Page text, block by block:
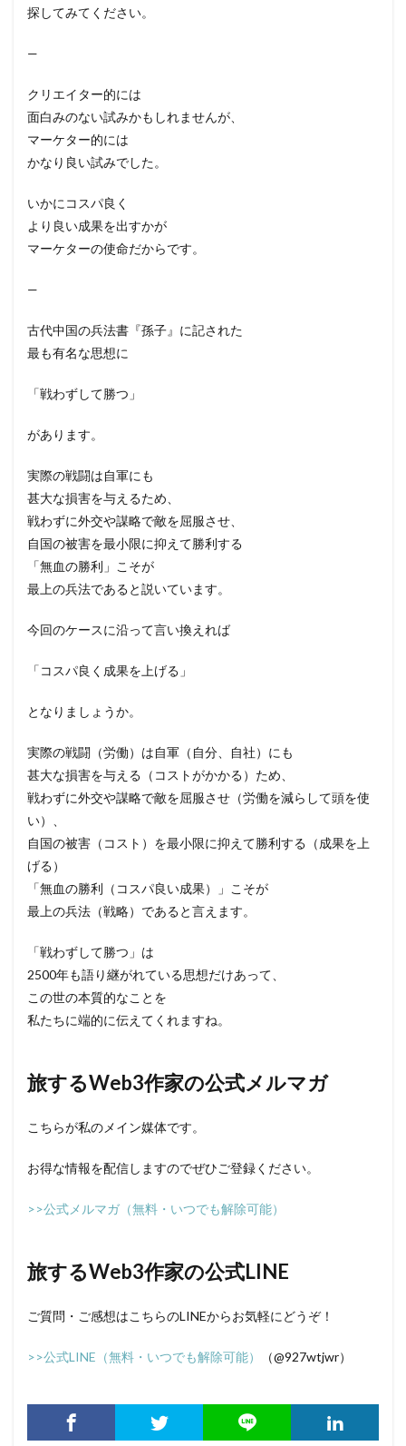
探してみてください。
—
クリエイター的には
面白みのない試みかもしれませんが、
マーケター的には
かなり良い試みでした。
いかにコスパ良く
より良い成果を出すかが
マーケターの使命だからです。
—
古代中国の兵法書『孫子』に記された
最も有名な思想に
「戦わずして勝つ」
があります。
実際の戦闘は自軍にも
甚大な損害を与えるため、
戦わずに外交や謀略で敵を屈服させ、
自国の被害を最小限に抑えて勝利する
「無血の勝利」こそが
最上の兵法であると説いています。
今回のケースに沿って言い換えれば
「コスパ良く成果を上げる」
となりましょうか。
実際の戦闘（労働）は自軍（自分、自社）にも
甚大な損害を与える（コストがかかる）ため、
戦わずに外交や謀略で敵を屈服させ（労働を減らして頭を使
い）、
自国の被害（コスト）を最小限に抑えて勝利する（成果を上
げる）
「無血の勝利（コスパ良い成果）」こそが
最上の兵法（戦略）であると言えます。
「戦わずして勝つ」は
2500年も語り継がれている思想だけあって、
この世の本質的なことを
私たちに端的に伝えてくれますね。
旅するWeb3作家の公式メルマガ
こちらが私のメイン媒体です。
お得な情報を配信しますのでぜひご登録ください。
>>公式メルマガ（無料・いつでも解除可能）
旅するWeb3作家の公式LINE
ご質問・ご感想はこちらのLINEからお気軽にどうぞ！
>>公式LINE（無料・いつでも解除可能） （@927wtjwr）